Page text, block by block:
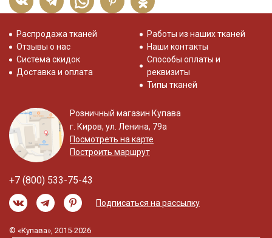
Распродажа тканей
Отзывы о нас
Система скидок
Доставка и оплата
Работы из наших тканей
Наши контакты
Способы оплаты и
реквизиты
Типы тканей
Розничный магазин Купава
г. Киров, ул. Ленина, 79а
Посмотреть на карте
Построить маршрут
+7 (800) 533-75-43
Подписаться на рассылку
© «Купава», 2015-2026